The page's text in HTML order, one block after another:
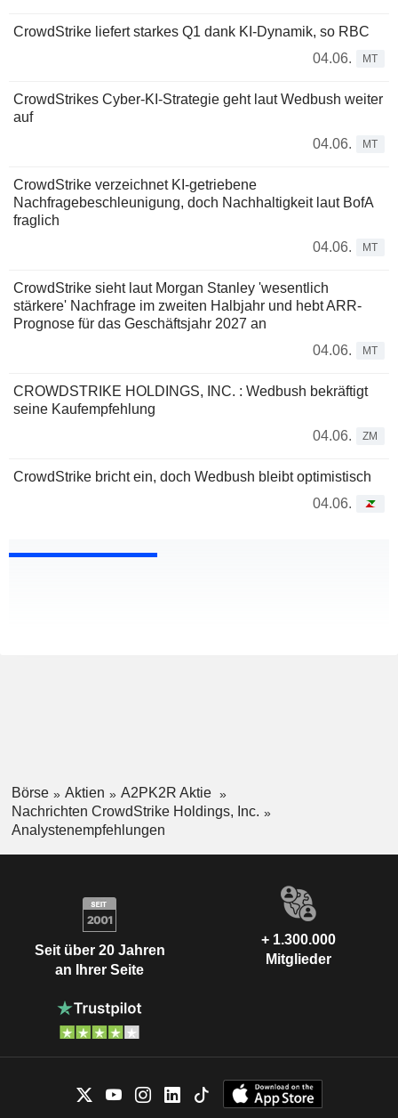
CrowdStrike liefert starkes Q1 dank KI-Dynamik, so RBC
04.06.
MT
CrowdStrikes Cyber-KI-Strategie geht laut Wedbush weiter
auf
04.06.
MT
CrowdStrike verzeichnet KI-getriebene
Nachfragebeschleunigung, doch Nachhaltigkeit laut BofA
fraglich
04.06.
MT
CrowdStrike sieht laut Morgan Stanley 'wesentlich
stärkere' Nachfrage im zweiten Halbjahr und hebt ARR-
Prognose für das Geschäftsjahr 2027 an
04.06.
MT
CROWDSTRIKE HOLDINGS, INC. : Wedbush bekräftigt
seine Kaufempfehlung
04.06.
ZM
CrowdStrike bricht ein, doch Wedbush bleibt optimistisch
04.06.
Börse Aktien
A2PK2R Aktie
Nachrichten CrowdStrike Holdings, Inc.
Analystenempfehlungen
Seit über 20 Jahren
an Ihrer Seite
+ 1.300.000
Mitglieder